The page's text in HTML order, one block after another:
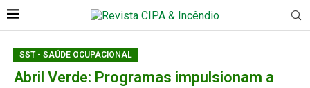
SST - SAÚDE OCUPACIONAL
Abril Verde: Programas impulsionam a